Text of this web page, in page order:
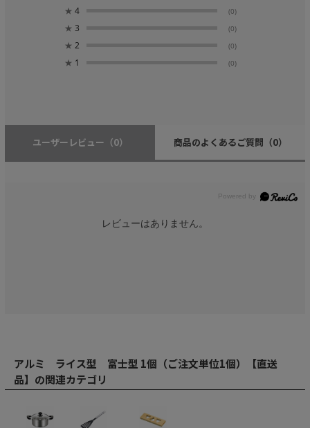
★ 4 (0)
★ 3 (0)
★ 2 (0)
★ 1 (0)
ユーザーレビュー （0） 商品のよくあるご質問 （0）
レビューはありません。
アルミ ライス型 富士型 1個（ご注文単位1個）【直送
品】の関連カテゴリ